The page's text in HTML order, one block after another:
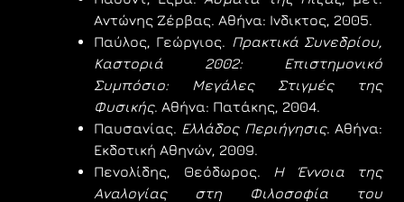
Αντώνης Ζέρβας. Αθήνα: Ινδικτος, 2005.
Παύλος, Γεώργιος. Πρακτικά Συνεδρίου,
Καστοριά 2002: Επιστημονικό
Συμπόσιο: Μεγάλες Στιγμές της
Φυσικής. Αθήνα: Πατάκης, 2004.
Παυσανίας. Ελλάδος Περιήγησις. Αθήνα:
Εκδοτική Αθηνών, 2009.
Πενολίδης, Θεόδωρος.
Η Έννοια της
Αναλογίας στη Φιλοσοφία του